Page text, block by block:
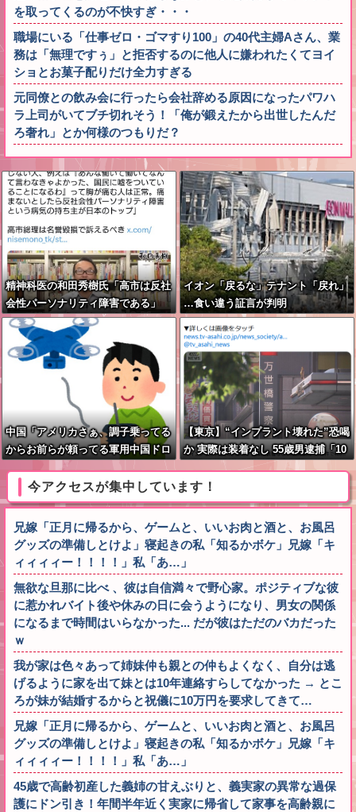
を取ってくるのが不快すぎ・・・
職場にいる「仕事ゼロ・ゴマすり100」の40代主婦Aさん、業
務は「無理ですぅ」と拒否するのに他人に嫌われたくてヨイ
ショとお菓子配りだけ全力すぎる
元同僚との飲み会に行ったら会社辞める原因になったパワハ
ラ上司がいてブチ切れそう！「俺が鍛えたから出世したんだ
ろ奢れ」とか何様のつもりだ？
精神科医の和田秀樹氏「高市は反社
会性パーソナリティ障害である」
イオン「戻るな」テナント「戻れ」
…食い違う証言が判明
中国「アメリカさぁ、調子乗ってる
からお前らが頼ってる軍用中国ドロ
ーン輸出禁止するわw」
【東京】“インプラント壊れた”恐喝
か 実際は装着なし 55歳男逮捕「10
今アクセスが集中しています！
兄嫁「正月に帰るから、ゲームと、いいお肉と酒と、お風呂
グッズの準備しとけよ」寝起きの私「知るかボケ」兄嫁「キ
ィィィィー！！！！」私「あ…」
無欲な旦那に比べ 、彼は自信満々で野心家。ポジティブな彼
に惹かれバイト後や休みの日に会うようになり、男女の関係
になるまで時間はいらなかった... だが彼はただのバカだった
ｗ
我が家は色々あって姉妹仲も親との仲もよくなく、自分は逃
げるように家を出て妹とは10年連絡すらしてなかった → とこ
ろが妹が結婚するからと祝儀に10万円を要求してきて…
兄嫁「正月に帰るから、ゲームと、いいお肉と酒と、お風呂
グッズの準備しとけよ」寝起きの私「知るかボケ」兄嫁「キ
ィィィィー！！！！」私「あ…」
45歳で高齢初産した義姉の甘えぶりと、義実家の異常な過保
護にドン引き！年間半年近く実家に帰省して家事を高齢親に